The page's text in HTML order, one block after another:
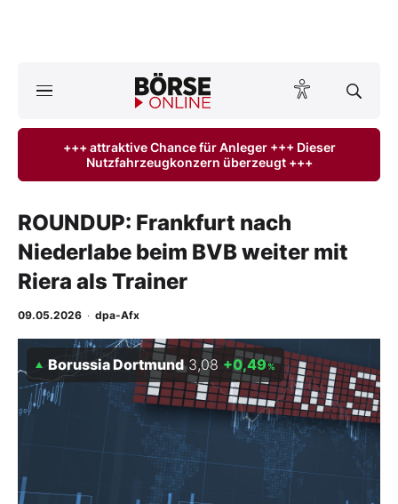
ktuelle Ausgabe BÖRSE ONLINE lesen
Finanz-Check
BO-Musterdepots
Experten
Mein Konto
+++ attraktive Chance für Anleger +++ Dieser
Nutzfahrzeugkonzern überzeugt +++
ROUNDUP: Frankfurt nach
Niederlabe beim BVB weiter mit
Riera als Trainer
09.05.2026 · dpa-Afx
Borussia Dortmund 3,08 +0,49%